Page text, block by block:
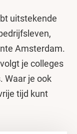
uitstekende
Amsterdam.
je colleges
Waar je ook
tijd kunt